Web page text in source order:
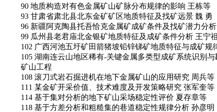
90 地质构造对有色金属矿山矿脉分布规律的影响 王栋等
93 甘肃省肃北县北东金矿矿区地质特征及找矿远景 魏 勇
96 新疆阿克陶县托吾恰克金属矿成矿条件及找矿潜力分
99 瓜州县老君庙北金银矿地质特征及成矿条件分析 王宁
102 广西河池五圩矿田箭猪坡铅锌锑矿地质特征与成矿规
105 湖南连云山地区稀有-关键金属多类型成矿系统识别
矿山工程
108 滚刀式岩石掘进机在地下金属矿山的应用研究 周兵等
111 某金矿开采价值、技术难度及开发策略研究 张军奎等
114 基于集对分析的地下矿山采场稳定性评价 夏存章等
118 基于方差分析和粗糙集的巷道稳定性规律分析 孙彦明